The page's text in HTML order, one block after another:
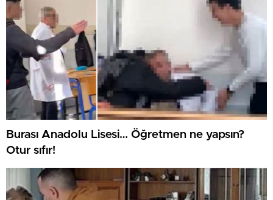
Burası Anadolu Lisesi… Öğretmen ne yapsın?
Otur sıfır!